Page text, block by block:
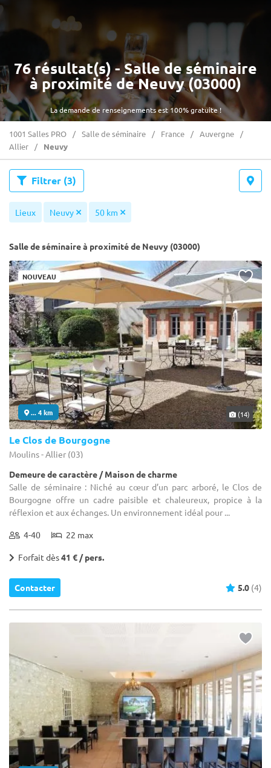
La demande de renseignements est 100% gratuite !
76 résultat(s) - Salle de séminaire
à proximité de Neuvy (03000)
1001 Salles PRO Salle de séminaire France
Auvergne
Allier
Neuvy
Filtrer (3)
Lieux Neuvy 50 km
Salle de séminaire à proximité de Neuvy (03000)
NOUVEAU
... 4 km (14)
Le Clos de Bourgogne
Moulins - Allier (03)
Demeure de caractère / Maison de charme
Salle de séminaire : Niché au cœur d’un parc arboré, le Clos de
Bourgogne offre un cadre paisible et chaleureux, propice à la
réflexion et aux échanges. Un environnement idéal pour ...
4-40 22 max
Forfait dès41 € / pers.
Contacter 5.0 (4)